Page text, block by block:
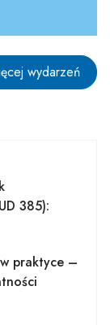
wydarzeń
385):
praktyce –